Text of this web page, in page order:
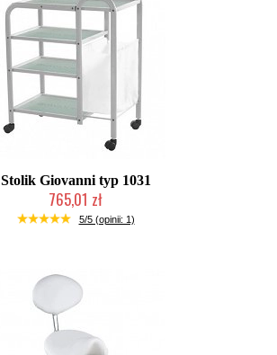
Stolik Giovanni typ 1031
765,01 zł
Chwilowo niedostępny
5/5 (opinii: 1)